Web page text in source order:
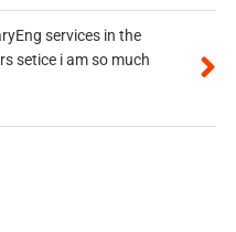
services in the
setice i am so much